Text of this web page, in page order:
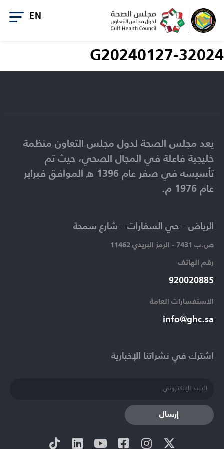
G20240127-32024
اشترك في نشراتنا الإخبارية​
إرسال
الرياض – حي السفارات – شارع سمحة​
ص.ب 7431 - الرمز البريدي 11462
رقم الهاتف​
920020885​
الاستفسارات العامة ​
info@ghc.sa​
يعد مجلس الصحة لدول مجلس التعاون منظمة
خليجية فاعلة في المجال الصحي، حيث تم
تأسيسه في صفر عام 1396 ه الموافق فبراير
عام 1976 م.